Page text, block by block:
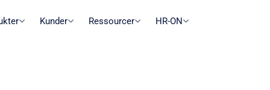
Kunder Ressourcer HR-ON